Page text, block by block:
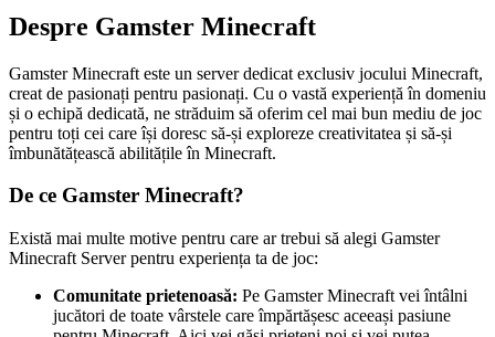
Despre Gamster Minecraft
Gamster Minecraft este un server dedicat exclusiv jocului Minecraft,
creat de pasionați pentru pasionați. Cu o vastă experiență în domeniu
și o echipă dedicată, ne străduim să oferim cel mai bun mediu de joc
pentru toți cei care își doresc să-și exploreze creativitatea și să-și
îmbunătățească abilitățile în Minecraft.
De ce Gamster Minecraft?
Există mai multe motive pentru care ar trebui să alegi Gamster
Minecraft Server pentru experiența ta de joc:
Comunitate prietenoasă: Pe Gamster Minecraft vei întâlni
jucători de toate vârstele care împărtășesc aceeași pasiune